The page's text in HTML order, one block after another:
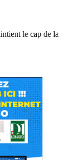
le cap de la